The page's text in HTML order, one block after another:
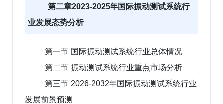
第二章2023-2025年国际振动测试系统行
业发展态势分析
第一节 国际振动测试系统行业总体情况
第二节 振动测试系统行业重点市场分析
第三节 2026-2032年国际振动测试系统行业
发展前景预测